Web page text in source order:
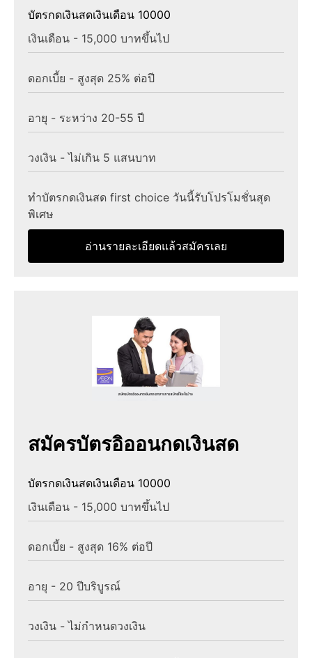
บัตรกดเงินสดเงินเดือน 10000
เงินเดือน - 15,000 บาทขึ้นไป
ดอกเบี้ย - สูงสุด 25% ต่อปี
อายุ - ระหว่าง 20-55 ปี
วงเงิน - ไม่เกิน 5 แสนบาท
ทำบัตรกดเงินสด first choice วันนี้รับโปรโมชั่นสุด
พิเศษ
อ่านรายละเอียดแล้วสมัครเลย
สมัครบัตรอิออนกดเงินสด
บัตรกดเงินสดเงินเดือน 10000
เงินเดือน - 15,000 บาทขึ้นไป
ดอกเบี้ย - สูงสุด 16% ต่อปี
อายุ - 20 ปีบริบูรณ์
วงเงิน - ไม่กำหนดวงเงิน